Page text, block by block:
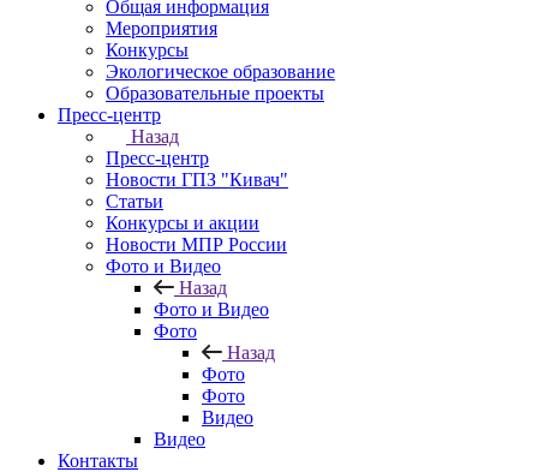
Общая информация
Мероприятия
Конкурсы
Экологическое образование
Образовательные проекты
Пресс-центр
Назад
Пресс-центр
Новости ГПЗ "Кивач"
Статьи
Конкурсы и акции
Новости МПР России
Фото и Видео
Назад
Фото и Видео
Фото
Назад
Фото
Фото
Видео
Видео
Контакты